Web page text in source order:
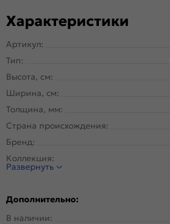
Характеристики
Артикул:
Тип:
Высота, см:
Ширина, см:
Толщина, мм:
Страна происхождения:
Бренд:
Коллекция:
Стиль:
Система открывания:
Развернуть
Дополнительно:
В наличии: